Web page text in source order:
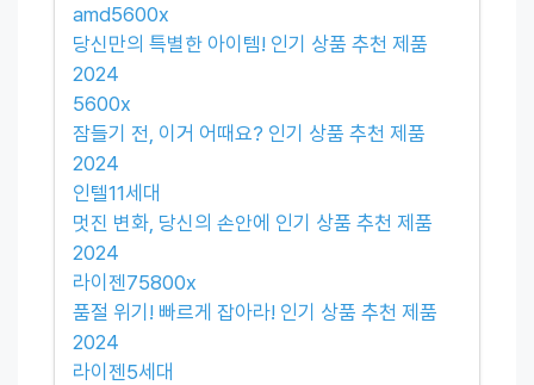
amd5600x
당신만의 특별한 아이템! 인기 상품 추천 제품
2024
5600x
잠들기 전, 이거 어때요? 인기 상품 추천 제품
2024
인텔11세대
멋진 변화, 당신의 손안에 인기 상품 추천 제품
2024
라이젠75800x
품절 위기! 빠르게 잡아라! 인기 상품 추천 제품
2024
라이젠5세대